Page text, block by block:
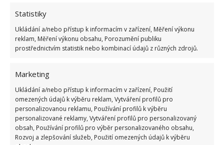
Statistiky
Ukládání a/nebo přístup k informacím v zařízení, Měření výkonu
reklam, Měření výkonu obsahu, Porozumění publiku
prostřednictvím statistik nebo kombinací údajů z různých zdrojů.
Marketing
Ukládání a/nebo přístup k informacím v zařízení, Použití
omezených údajů k výběru reklam, Vytváření profilů pro
personalizovanou reklamu, Používání profilů k výběru
personalizované reklamy, Vytváření profilů pro personalizovaný
obsah, Používání profilů pro výběr personalizovaného obsahu,
Rozvoj a zlepšování služeb, Použití omezených údajů k výběru
Pracovna s knihovnou zase vybízí k posezení s
přáteli, k přečtení pěkné knížky, nebo odpolední
kávě se zákuskem. Přidanou hodnotou této